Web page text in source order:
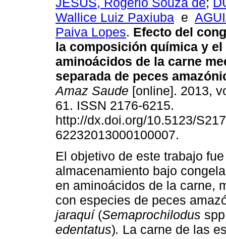
Wallice Luiz Paxiuba e
Paiva Lopes. Efecto del
la composición química y
aminoácidos de la carne
separada de peces
Amaz Saude [online]. 2013,
61. ISSN 2176-6215.
http://dx.doi.org/10.5123/
62232013000100007.
El objetivo de este trabajo
almacenamiento bajo
en aminoácidos de la carne,
con especies de peces
jaraquí (Semaprochilodus
edentatus). La carne de las